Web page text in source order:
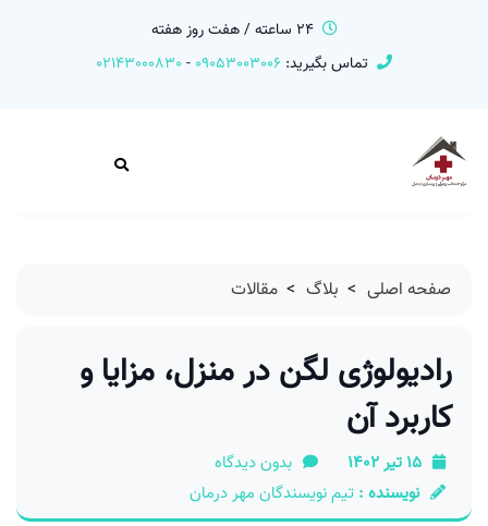
24 ساعته / هفت روز هفته
تماس بگیرید: 09053003006
-
02143000830
صفحه اصلی > بلاگ > مقالات
رادیولوژی لگن در منزل، مزایا و
کاربرد آن
15 تیر 1402
بدون دیدگاه
نویسنده : تیم نویسندگان مهر درمان